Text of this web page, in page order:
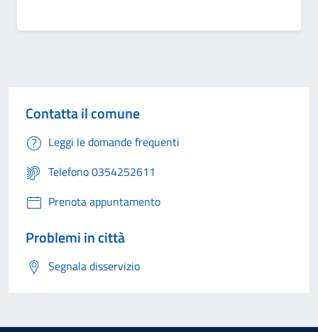
Contatta il comune
Leggi le domande frequenti
Telefono 0354252611
Prenota appuntamento
Problemi in città
Segnala disservizio